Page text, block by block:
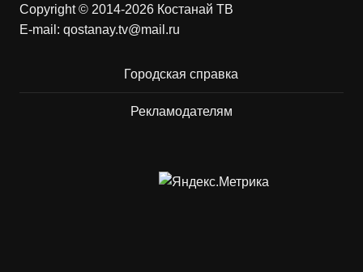
Copyright © 2014-2026 Костанай ТВ
E-mail: qostanay.tv@mail.ru
Городская справка
Рекламодателям